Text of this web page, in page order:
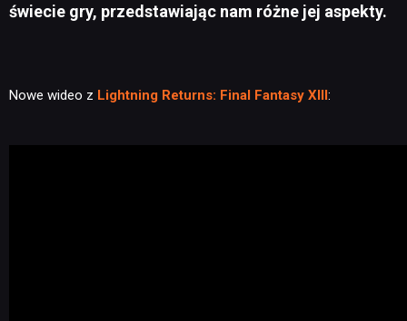
świecie gry, przedstawiając nam różne jej aspekty.
Nowe wideo z Lightning Returns: Final Fantasy XIII: